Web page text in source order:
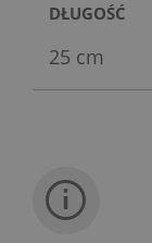
DŁUGOŚĆ
25 cm